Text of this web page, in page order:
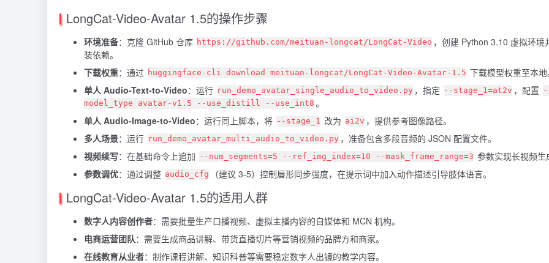
LongCat-Video-Avatar 1.5的操作步骤
环境准备：克隆 GitHub 仓库 https://github.com/meituan-longcat/LongCat-Video ，创建 Python 3.10 虚拟环境
装依赖。
下载权重：通过 huggingface-cli download meituan-longcat/LongCat-Video-Avatar-1.5 下载模型权重至本地
单人 Audio-Text-to-Video：运行 run_demo_avatar_single_audio_to_video.py ，指定 --stage_1=at2v ，配置
model_type avatar-v1.5 --use_distill --use_int8 。
单人 Audio-Image-to-Video：运行同上脚本，将 --stage_1 改为 ai2v ，提供参考图像路径。
多人场景：运行 run_demo_avatar_multi_audio_to_video.py ，准备包含多段音频的 JSON 配置文件。
视频续写：在基础命令上追加 --num_segments=5 --ref_img_index=10 --mask_frame_range=3 参数实现长视频生
参数调优：通过调整 audio_cfg （建议 3-5）控制唇形同步强度，在提示词中加入动作描述引导肢体语言。
LongCat-Video-Avatar 1.5的适用人群
数字人内容创作者：需要批量生产口播视频、虚拟主播内容的自媒体和 MCN 机构。
电商运营团队：需要生成商品讲解、带货直播切片等营销视频的品牌方和商家。
在线教育从业者：制作课程讲解、知识科普等需要稳定数字人出镜的教学内容。